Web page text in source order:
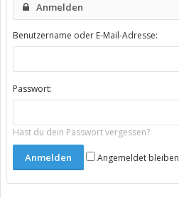
Anmelden
Benutzername oder E-Mail-Adresse:
Passwort:
Hast du dein Passwort vergessen?
Angemeldet bleiben